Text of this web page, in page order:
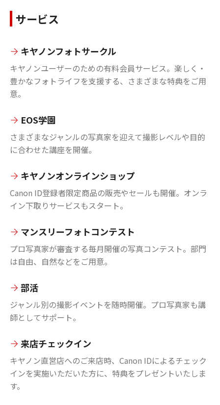
サービス
キヤノンフォトサークル
キヤノンユーザーのための有料会員サービス。楽しく・
豊かなフォトライフを支援する、さまざまな特典をご用
意。
EOS学園
さまざまなジャンルの写真家を迎えて撮影レベルや目的
に合わせた講座を開催。
キヤノンオンラインショップ
Canon ID登録者限定商品の販売やセールも開催。オンラ
イン下取りサービスもスタート。
マンスリーフォトコンテスト
プロ写真家が審査する毎月開催の写真コンテスト。部門
は自由、自然などをご用意。
部活
ジャンル別の撮影イベントを随時開催。プロ写真家も講
師としてサポート。
来店チェックイン
キヤノン直営店へのご来店時、Canon IDによるチェック
インを実施いただいた方に、特典をプレゼントいたしま
す。